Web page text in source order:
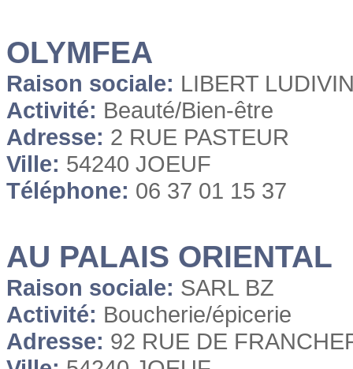
OLYMFEA
Raison sociale: LIBERT
Activité: Beauté/Bien-être
Adresse: 2 RUE PASTEUR
Ville: 54240 JOEUF
Téléphone: 06 37 01 15 37
AU PALAIS ORIENTAL
Raison sociale: SARL BZ
Activité: Boucherie/épicerie
Adresse: 92 RUE DE